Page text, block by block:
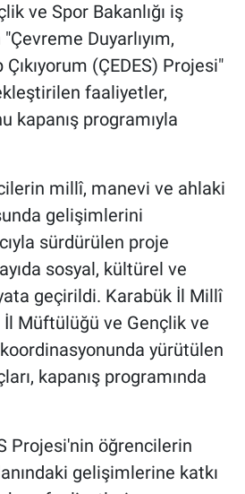
ve Spor Bakanlığı iş
Duyarlıyım,
(ÇEDES) Projesi"
faaliyetler,
kapanış programıyla
millî, manevi ve ahlaki
gelişimlerini
sürdürülen proje
sosyal, kültürel ve
geçirildi. Karabük İl Millî
Müftülüğü ve Gençlik ve
yürütülen
kapanış programında
Projesi'nin öğrencilerin
gelişimlerine katkı